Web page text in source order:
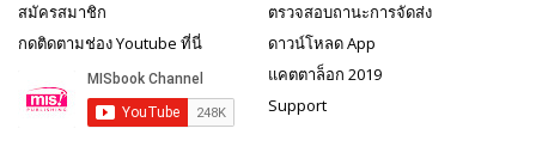
สมัครสมาชิก
กดติดตามช่อง Youtube ที่นี่
ตรวจสอบถานะการจัดส่ง
ดาวน์โหลด App
แคตตาล็อก 2019
Support